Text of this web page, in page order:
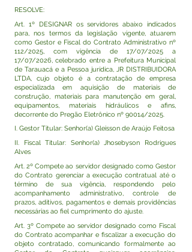
RESOLVE:
Art. 1º DESIGNAR os servidores abaixo indicados
para, nos termos da legislação vigente, atuarem
como Gestor e Fiscal do Contrato Administrativo nº
112/2025, com vigência de 17/07/2025 a
17/07/2026, celebrado entre a Prefeitura Municipal
de Tarauacá e a Pessoa jurídica, JR DISTRIBUIDORA
LTDA, cujo objeto é a contratação de empresa
especializada em aquisição de materiais de
construção, materiais para manutenção em geral,
equipamentos, materiais hidráulicos e afins,
decorrente do Pregão Eletrônico nº 90014/2025.
I. Gestor Titular: Senhor(a) Gleisson de Araújo Feitosa
II. Fiscal Titular: Senhor(a) Jhosebyson Rodrigues
Alves
Art. 2º Compete ao servidor designado como Gestor
do Contrato gerenciar a execução contratual até o
término de sua vigência, respondendo pelo
acompanhamento administrativo, controle de
prazos, aditivos, pagamentos e demais providências
necessárias ao fiel cumprimento do ajuste.
Art. 3º Compete ao servidor designado como Fiscal
do Contrato acompanhar e fiscalizar a execução do
objeto contratado, comunicando formalmente ao